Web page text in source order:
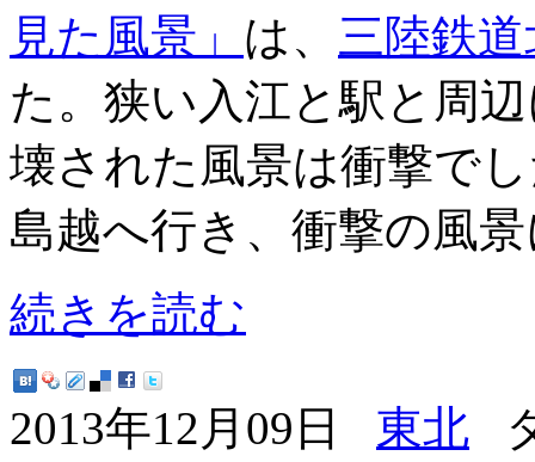
見た風景」 は、 三陸鉄
た。狭い入江と駅と周
壊された風景は衝撃で
島越へ行き、衝撃の風
続きを読む
2013年12月09日 東北